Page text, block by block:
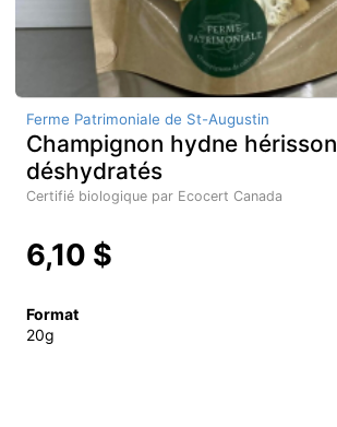
Ferme Patrimoniale de St-Augustin
Champignon hydne hérisson
déshydratés
Certifié biologique par Ecocert Canada
6,10 $
Format
20g